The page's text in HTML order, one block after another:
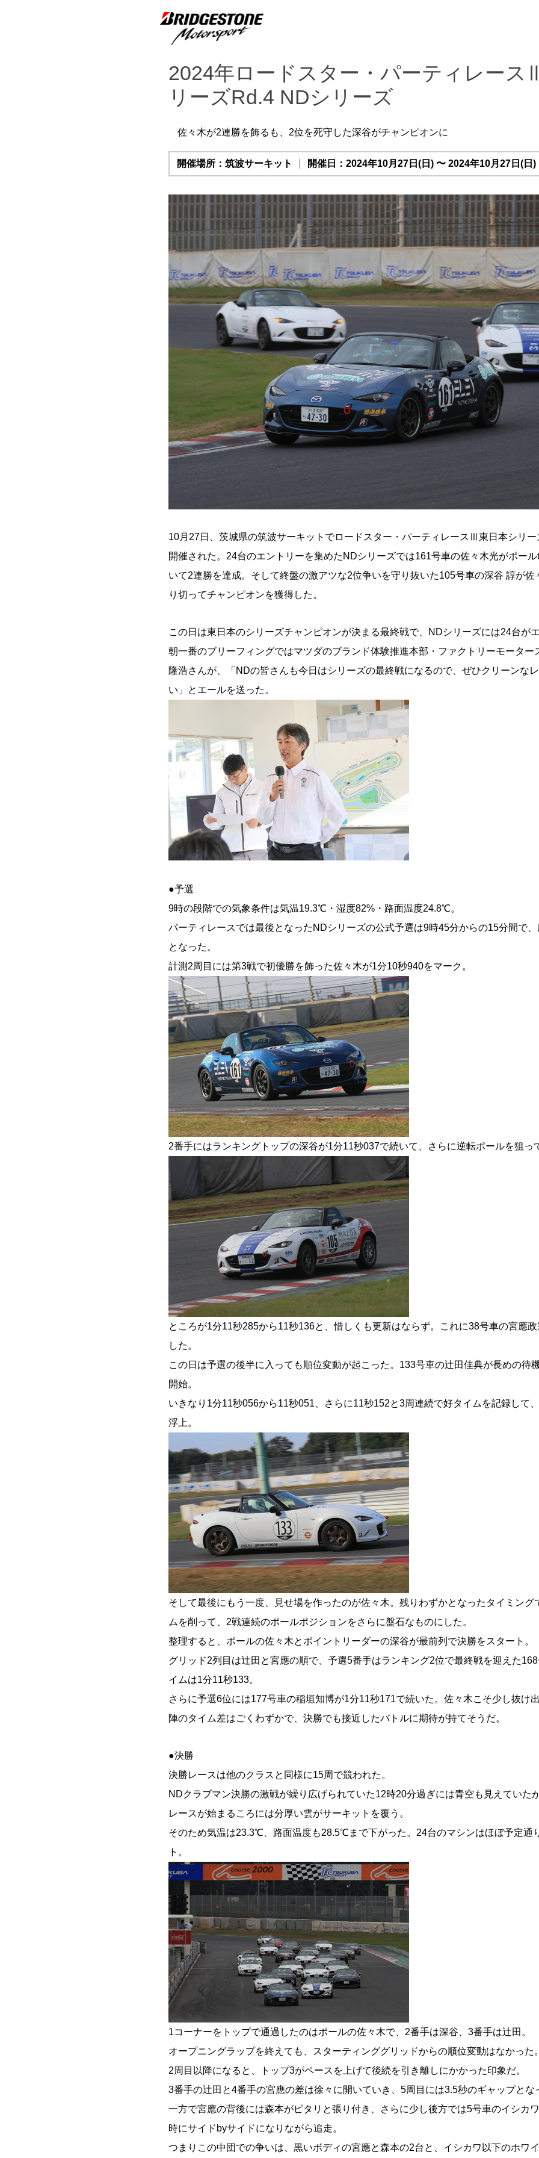
2024年ロードスター・パーティレース
リーズRd.4 NDシリーズ
佐々木が2連勝を飾るも、2位を死守した深谷がチャンピオンに
開催場所：筑波サーキット 開催日：2024年10月27日(日) 〜 2024年10月27日(日)
10月27日、茨城県の筑波サーキットでロードスター・パーティレースⅢ東日本シリ
開催された。24台のエントリーを集めたNDシリーズでは161号車の佐々木光がポー
いて2連勝を達成。そして終盤の激アツな2位争いを守り抜いた105号車の深谷 諄が佐
り切ってチャンピオンを獲得した。
この日は東日本のシリーズチャンピオンが決まる最終戦で、NDシリーズには24台がエ
朝一番のブリーフィングではマツダのブランド体験推進本部・ファクトリーモーター
隆浩さんが、「NDの皆さんも今日はシリーズの最終戦になるので、ぜひクリーンな
い」とエールを送った。
●予選
9時の段階での気象条件は気温19.3℃・湿度82%・路面温度24.8℃。
パーティレースでは最後となったNDシリーズの公式予選は9時45分からの15分間で
となった。
計測2周目には第3戦で初優勝を飾った佐々木が1分10秒940をマーク。
2番手にはランキングトップの深谷が1分11秒037で続いて、さらに逆転ポールを狙っ
ところが1分11秒285から11秒136と、惜しくも更新はならず。これに38号車の宮應
した。
この日は予選の後半に入っても順位変動が起こった。133号車の辻田佳典が長めの待
開始。
いきなり1分11秒056から11秒051、さらに11秒152と3周連続で好タイムを記録して
浮上。
そして最後にもう一度、見せ場を作ったのが佐々木。残りわずかとなったタイミング
ムを削って、2戦連続のポールポジションをさらに盤石なものにした。
整理すると、ポールの佐々木とポイントリーダーの深谷が最前列で決勝をスタート。
グリッド2列目は辻田と宮應の順で、予選5番手はランキング2位で最終戦を迎えた
イムは1分11秒133。
さらに予選6位には177号車の稲垣知博が1分11秒171で続いた。佐々木こそ少し抜け
陣のタイム差はごくわずかで、決勝でも接近したバトルに期待が持てそうだ。
●決勝
決勝レースは他のクラスと同様に15周で競われた。
NDクラブマン決勝の激戦が繰り広げられていた12時20分過ぎには青空も見えていた
レースが始まるころには分厚い雲がサーキットを覆う。
そのため気温は23.3℃、路面温度も28.5℃まで下がった。24台のマシンはほぼ予定通
ト。
1コーナーをトップで通過したのはポールの佐々木で、2番手は深谷、3番手は辻田。
オープニングラップを終えても、スターティンググリッドからの順位変動はなかった。
2周目以降になると、トップ3がペースを上げて後続を引き離しにかかった印象だ。
3番手の辻田と4番手の宮應の差は徐々に開いていき、5周目には3.5秒のギャップとな
一方で宮應の背後には森本がピタリと張り付き、さらに少し後方では5号車のイシカ
時にサイドbyサイドになりながら追走。
つまりこの中団での争いは、黒いボディの宮應と森本の2台と、イシカワ以下のホワ